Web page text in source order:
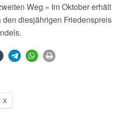
Weg.« Im Oktober erhält
diesjährigen Friedenspreis
X